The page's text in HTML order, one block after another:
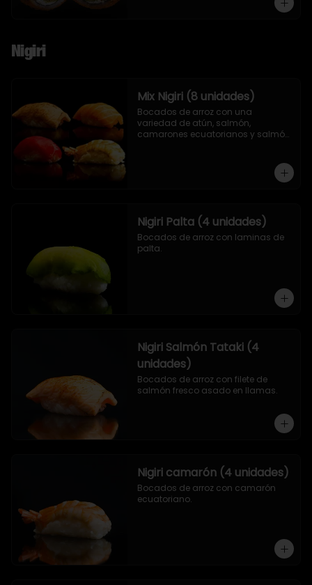
Nigiri
Mix Nigiri (8 unidades)
Bocados de arroz con una
variedad de atún, salmón,
camarones ecuatorianos y salmón
Nigiri Palta (4 unidades)
Bocados de arroz con laminas de
palta.
Nigiri Salmón Tataki (4
unidades)
Bocados de arroz con filete de
salmón fresco asado en llamas.
Nigiri camarón (4 unidades)
Bocados de arroz con camarón
ecuatoriano.